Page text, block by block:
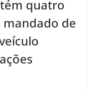
quatro
de